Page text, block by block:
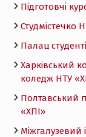
Підготовчі
Студмістечко
Палац
Харківський
коледж НТУ
Полтавський
«ХПI»
Міжгалузевий